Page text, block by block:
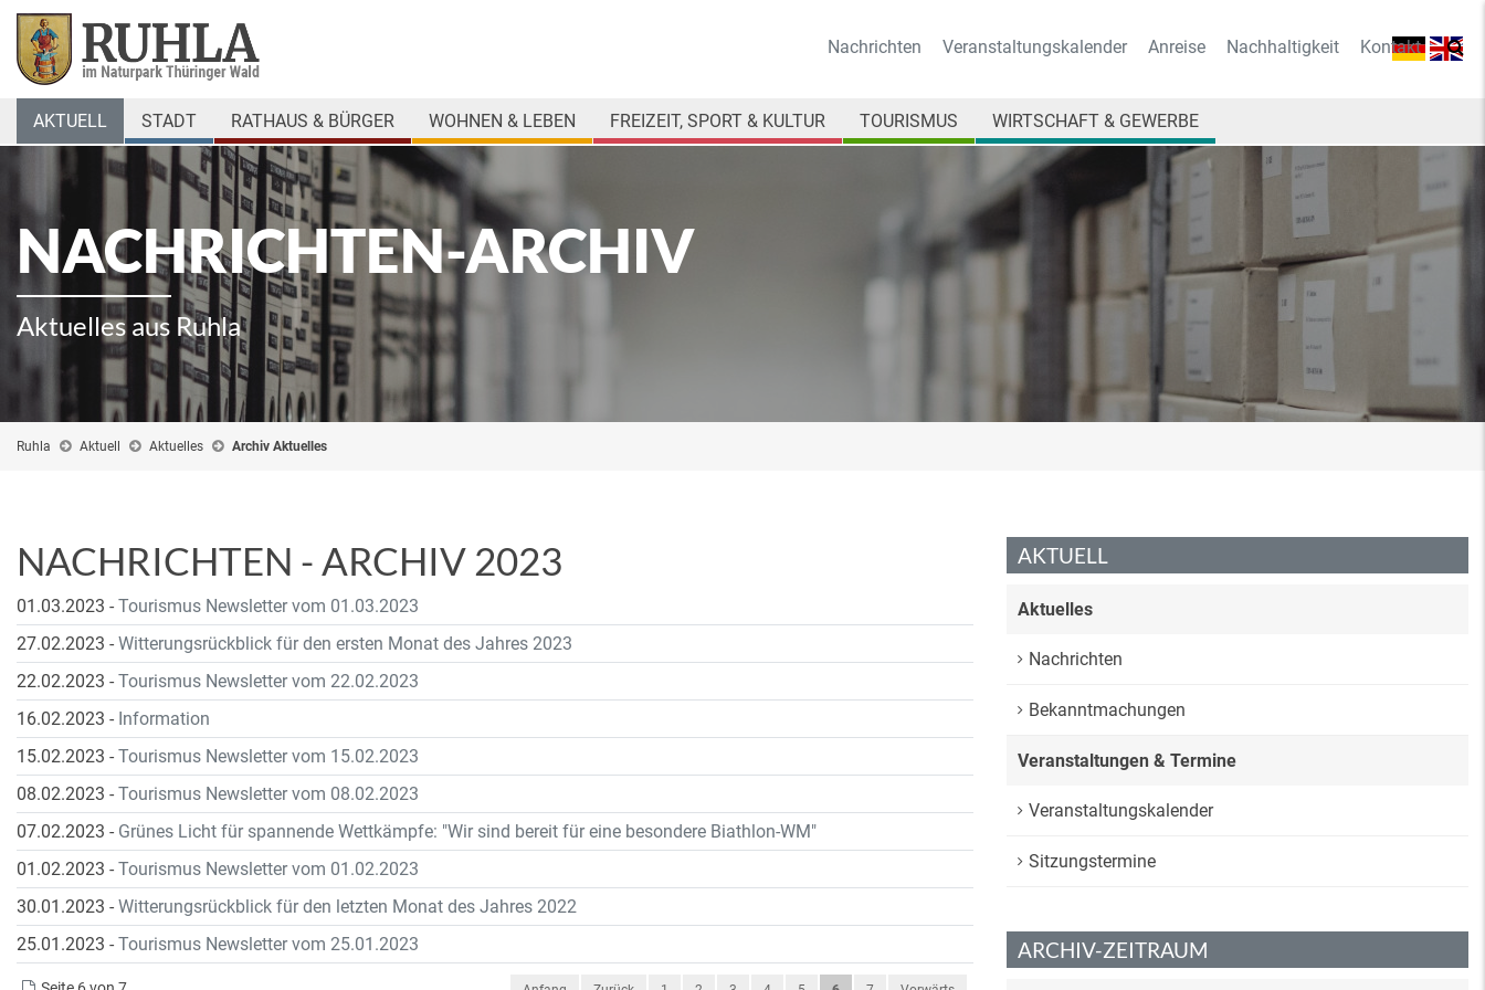
Nachrichten Veranstaltungskalender Anreise Nachhaltigkeit Kontakt
AKTUELL STADT RATHAUS & BÜRGER WOHNEN & LEBEN FREIZEIT, SPORT & KULTUR TOURISMUS WIRTSCHAFT & GEWERBE
NACHRICHTEN-ARCHIV
Aktuelles aus Ruhla
Ruhla Aktuell Aktuelles Archiv Aktuelles
NACHRICHTEN - ARCHIV 2023
01.03.2023 - Tourismus Newsletter vom 01.03.2023
27.02.2023 - Witterungsrückblick für den ersten Monat des Jahres 2023
22.02.2023 - Tourismus Newsletter vom 22.02.2023
16.02.2023 - Information
15.02.2023 - Tourismus Newsletter vom 15.02.2023
08.02.2023 - Tourismus Newsletter vom 08.02.2023
07.02.2023 - Grünes Licht für spannende Wettkämpfe: "Wir sind bereit für eine besondere Biathlon-WM"
01.02.2023 - Tourismus Newsletter vom 01.02.2023
30.01.2023 - Witterungsrückblick für den letzten Monat des Jahres 2022
25.01.2023 - Tourismus Newsletter vom 25.01.2023
AKTUELL
Aktuelles
Nachrichten
Bekanntmachungen
Veranstaltungen & Termine
Veranstaltungskalender
Sitzungstermine
ARCHIV-ZEITRAUM